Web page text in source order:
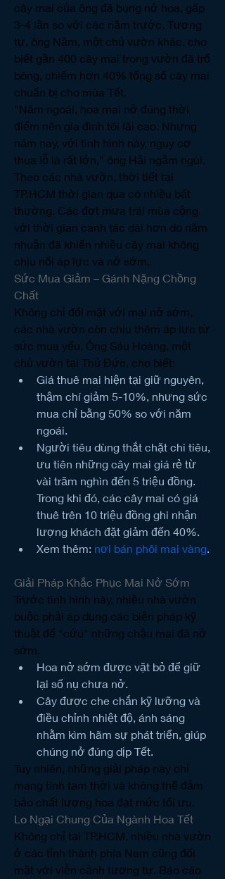
cây mai của ông đã bung nở hoa, gấp
3-4 lần so với các năm trước. Tương
tự, ông Năm, một chủ vườn khác, cho
biết gần 400 cây mai trong vườn đã trổ
bông, chiếm hơn 40% tổng số cây mai
chuẩn bị cho mùa Tết.
"Năm ngoái, hoa mai nở đúng thời
điểm nên gia đình tôi lãi cao. Nhưng
năm nay, với tình hình này, nguy cơ
thua lỗ là rất lớn," ông Hải ngậm ngùi.
Theo các nhà vườn, thời tiết tại
TP.HCM thời gian qua có nhiều bất
thường. Các đợt mưa trái mùa cộng
với thời gian canh tác dài hơn do năm
nhuận đã khiến nhiều cây mai không
chịu nổi áp lực và nở sớm.
Sức Mua Giảm – Gánh Nặng Chồng
Chất
Không chỉ đối mặt với mai nở sớm,
các nhà vườn còn chịu thêm áp lực từ
sức mua yếu. Ông Sáu Hoàng, một
chủ vườn tại Thủ Đức, cho biết:
Giá thuê mai hiện tại giữ nguyên,
thậm chí giảm 5-10%, nhưng sức
mua chỉ bằng 50% so với năm
ngoái.
Người tiêu dùng thắt chặt chi tiêu,
ưu tiên những cây mai giá rẻ từ
vài trăm nghìn đến 5 triệu đồng.
Trong khi đó, các cây mai có giá
thuê trên 10 triệu đồng ghi nhận
lượng khách đặt giảm đến 40%.
Xem thêm: nơi bán phôi mai vàng.
Giải Pháp Khắc Phục Mai Nở Sớm
Trước tình hình này, nhiều nhà vườn
buộc phải áp dụng các biện pháp kỹ
thuật để "cứu" những chậu mai đã nở
sớm.
Hoa nở sớm được vặt bỏ để giữ
lại số nụ chưa nở.
Cây được che chắn kỹ lưỡng và
điều chỉnh nhiệt độ, ánh sáng
nhằm kìm hãm sự phát triển, giúp
chúng nở đúng dịp Tết.
Tuy nhiên, những giải pháp này chỉ
mang tính tạm thời và không thể đảm
bảo chất lượng hoa đạt mức tối ưu.
Lo Ngại Chung Của Ngành Hoa Tết
Không chỉ tại TP.HCM, nhiều nhà vườn
ở các tỉnh thành phía Nam cũng đối
mặt với viễn cảnh tương tự. Báo cáo